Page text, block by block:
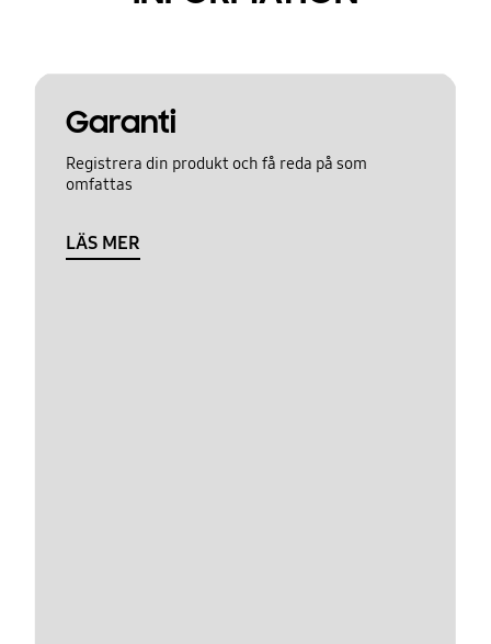
Garanti
Registrera din produkt och få reda på som
omfattas
LÄS MER